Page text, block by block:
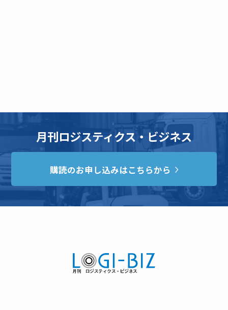
月刊ロジスティクス・ビジネス
購読のお申し込みはこちらから